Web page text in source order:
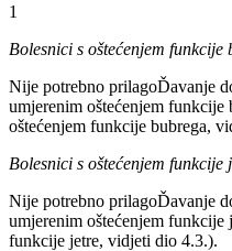
1
Bolesnici s oštećenjem funkcije
Nije potrebno prilagoĎavanje
umjerenim oštećenjem funkcije
oštećenjem funkcije bubrega,
Bolesnici s oštećenjem
Nije potrebno prilagoĎavanje
umjerenim oštećenjem funkcije
funkcije jetre, vidjeti dio 4.3.).